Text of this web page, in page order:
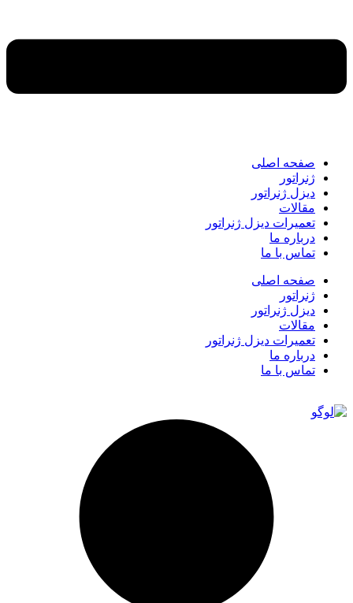
صفحه اصلی
ژنراتور
دیزل ژنراتور
مقالات
تعمیرات دیزل ژنراتور
درباره ما
تماس با ما
صفحه اصلی
ژنراتور
دیزل ژنراتور
مقالات
تعمیرات دیزل ژنراتور
درباره ما
تماس با ما